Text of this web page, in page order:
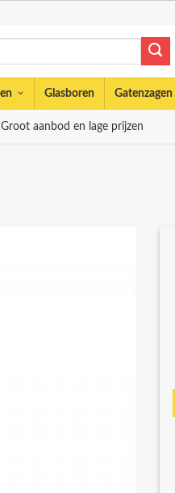
Glasboren Gatenzagen
aanbod en lage prijzen